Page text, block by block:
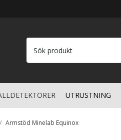
UTRUSTNING
Armstöd Minelab Equinox